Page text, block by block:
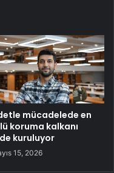
mücadelede en
koruma kalkanı
kuruluyor
15, 2026